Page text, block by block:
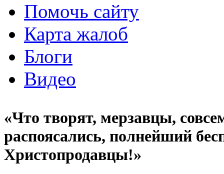
Помочь сайту
Карта жалоб
Блоги
Видео
«Что творят, мерзавцы,
распоясались, полнейший
Христопродавцы!»